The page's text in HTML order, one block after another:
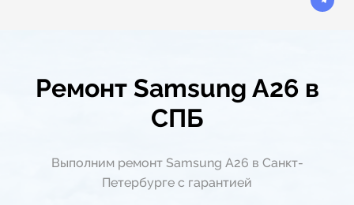
Ремонт Samsung A26 в
СПБ
Выполним ремонт Samsung A26 в Санкт-
Петербурге с гарантией